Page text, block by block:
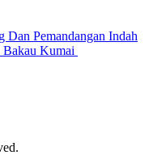
Dan Pemandangan Indah
Bakau Kumai